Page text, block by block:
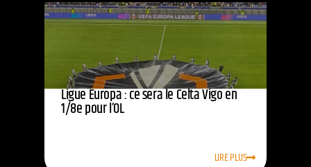
Ligue Europa : ce sera le Celta Vigo en
1/8e pour l’OL
LIRE PLUS